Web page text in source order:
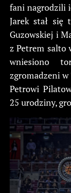
fani nagrodzili
Jarek stał się
Guzowskiej i
z Petrem salto
wniesiono
zgromadzeni w
Petrowi
25 urodziny,